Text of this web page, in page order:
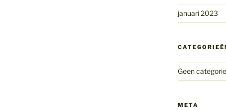
januari 2023
Geen categorie
META